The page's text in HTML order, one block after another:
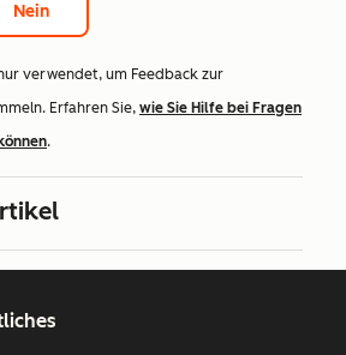
Nein
verwendet, um Feedback zur
Erfahren Sie, wie Sie Hilfe bei Fragen
.